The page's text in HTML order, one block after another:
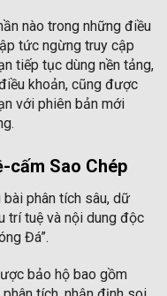
nào trong những điều
tức ngừng truy cập
tiếp tục dùng nền tảng,
khoản, cũng được
với phiên bản mới
cấm Sao Chép
phân tích sâu, dữ
trí tuệ và nội dung độc
Đá”.
bảo hộ bao gồm